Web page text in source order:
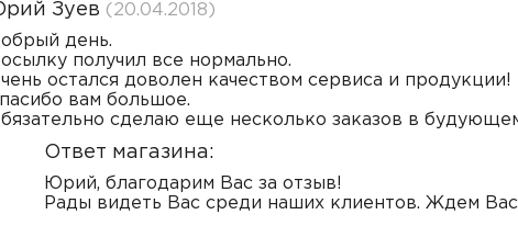
Зуев (20.04.2018)
день.
получил все нормально.
остался доволен качеством сервиса и продукции!
вам большое.
сделаю еще несколько заказов в
Ответ магазина:
Юрий, благодарим Вас за отзыв!
Рады видеть Вас среди наших клиентов. Ждем